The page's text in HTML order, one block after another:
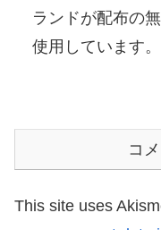
ランドが配布の
使用しています。
コ
This site uses